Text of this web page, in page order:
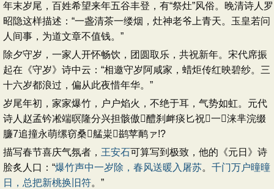
年末岁尾，百姓希望来年五谷丰登，有“祭灶”风俗。晚清诗人罗
昭隐这样描述：“一盏清茶一缕烟，灶神老爷上青天。玉皇若问
人间事，为道文章不值钱。”
除夕守岁，一家人开怀畅饮，团圆取乐，共祝新年。宋代席振
起在《守岁》诗中云：“相邀守岁阿咸家，蜡炬传红映碧纱。三
十六岁都浪过，偏从此夜惜年华。”
岁尾年初，家家爆竹，户户焰火，不绝于耳，气势如虹。元代
诗人赵孟钤凇端暝隆分兴担骸傲醴刹衅痰匕祝一涞芈浣缀
臁7追撞永萌缧窃桑艋粜鹚苹鸸ァ!?
描写春节喜庆气氛者， 王安石可算写到极致，他的《元日》诗
脍炙人口：“爆竹声中一岁除，春风送暖入屠苏。 千门万户曈曈
日，总把新桃换旧符。”